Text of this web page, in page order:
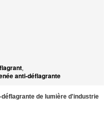
,
anti-déflagrante
de lumière d'industrie